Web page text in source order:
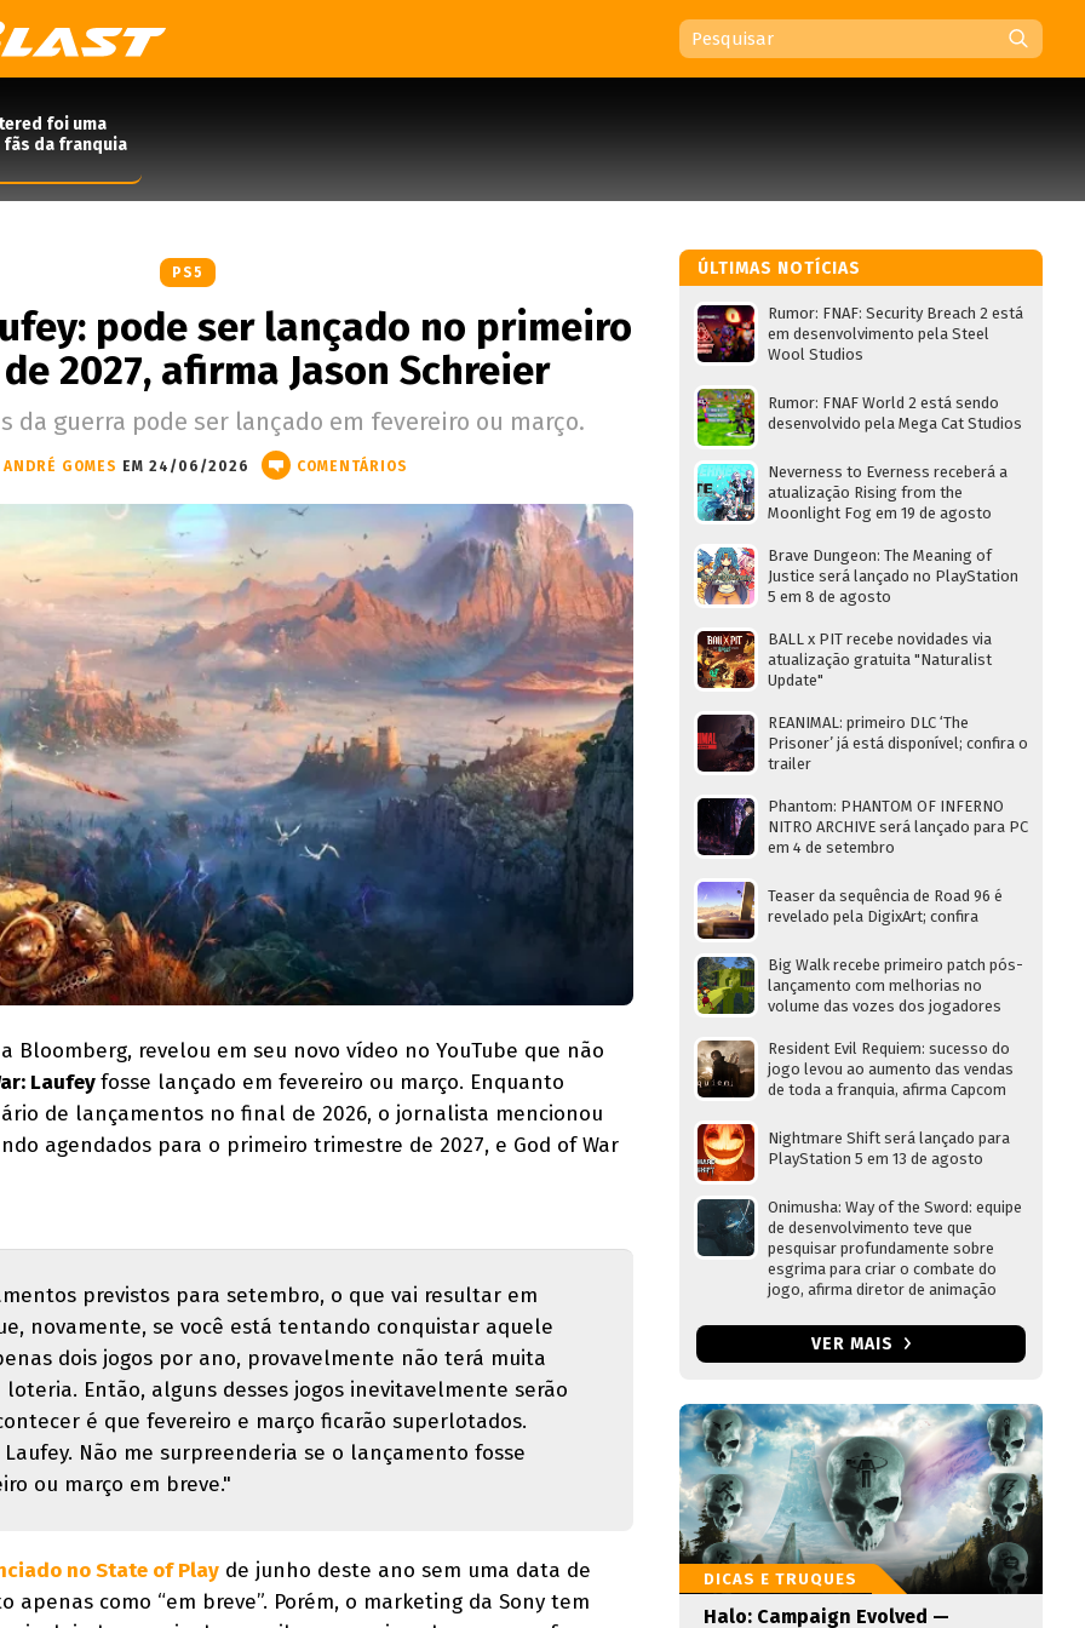
foi uma
fãs da franquia
PS5
pode ser lançado no primeiro
2027, afirma Jason Schreier
da guerra pode ser lançado em fevereiro ou março.
ANDRÉ GOMES EM 24/06/2026 COMENTÁRIOS
Bloomberg, revelou em seu novo vídeo no YouTube que não
Laufeyfosse lançado em fevereiro ou março. Enquanto
de lançamentos no final de 2026, o jornalista mencionou
agendados para o primeiro trimestre de 2027, e God of War
previstos para setembro, o que vai resultar em
novamente, se você está tentando conquistar aquele
dois jogos por ano, provavelmente não terá muita
loteria. Então, alguns desses jogos inevitavelmente serão
é que fevereiro e março ficarão superlotados.
Laufey. Não me surpreenderia se o lançamento fosse
ou março em breve."
no State of Play de junho deste ano sem uma data de
apenas como “em breve”. Porém, o marketing da Sony tem
ÚLTIMAS NOTÍCIAS
Rumor: FNAF: Security Breach 2 está
em desenvolvimento pela Steel
Wool Studios
Rumor: FNAF World 2 está sendo
desenvolvido pela Mega Cat Studios
Neverness to Everness receberá a
atualização Rising from the
Moonlight Fog em 19 de agosto
Brave Dungeon: The Meaning of
Justice será lançado no PlayStation
5 em 8 de agosto
BALL x PIT recebe novidades via
atualização gratuita "Naturalist
Update"
REANIMAL: primeiro DLC ‘The
Prisoner’ já está disponível; confira o
trailer
Phantom: PHANTOM OF INFERNO
NITRO ARCHIVE será lançado para PC
em 4 de setembro
Teaser da sequência de Road 96 é
revelado pela DigixArt; confira
Big Walk recebe primeiro patch pós-
lançamento com melhorias no
volume das vozes dos jogadores
Resident Evil Requiem: sucesso do
jogo levou ao aumento das vendas
de toda a franquia, afirma Capcom
Nightmare Shift será lançado para
PlayStation 5 em 13 de agosto
Onimusha: Way of the Sword: equipe
de desenvolvimento teve que
pesquisar profundamente sobre
esgrima para criar o combate do
jogo, afirma diretor de animação
VER MAIS
DICAS E TRUQUES
Halo: Campaign Evolved —